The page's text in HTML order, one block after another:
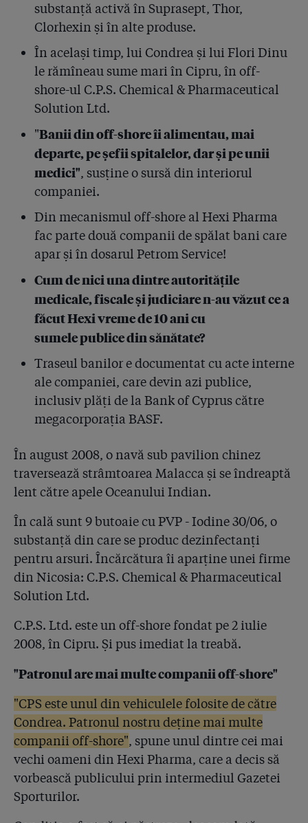
18 rezultate din toată țara confirmă diluarea
dezinfectanților Hexi! Dr. Cîrstoveanu invocă un
experiment: ”Parcă suntem în laborator”. Director
Terapia Cluj: ”Sunt iresponsabili medicii care susțin că
medicamentele sunt falsificate!”
Investigația jurnalistică Hexi Pharma trece granița!
Synevo, cea mai mare rețea de centre de analize din
în 10 orașe din Bulgaria!
DNA audiază martori și se pregătește să deschidă un
dosar pe corupția Hexi din spitale. De ce nu
convoacă Parlamentul conducerea SRI ca să aflăm ce-
Șeful Comisiei SRI din Parlament: ”Garantăm
cetățenilor că vom spune ce a făcut SRI în problema
existe nicio controversă!”
Ne-am trimis soldații pe frontul NATO cu
dezinfectanți diluați! Întrebat de Gazetă, MApN
recunoaște: ”Trupele românești din Afganistan, Irak și
Pharma”
”22 de informări către Parchete trimise de către SRI!”.
Cum explică Sebastian Ghiță eșecul de a apăra
cetățeanul
4.26
Președintele Iohannis: ”În momentul în care primim
informări, le citim și ne considerăm informați”
4.27
O martoră care a dus acte împotriva lui Condrea l-a
sunat aseară, înspăimântată, pe procurorul de caz.
Două întrebări pentru investigatori: 1. L-ați filat? 2.
Din convorbirile telefonice nu v-ați dat seama că e
posibil să se sinucidă?
utilizat antiseptice diluate Hexi! Autoritățile recunosc
folosit nu doar la Băsescu, ci și la Iohannis”
medic de la Elias ”bacterii de hazna” în dezinfectanții
4.30
Flori Dinu: ”Cât v-a dat Anios? Eu vă dau dublu!”.
Medic-șef: ”Ieși afară! Ia liftul că-ți dau un șut în cur
de pici direct la parter!”
4.31
Procurorii i-au arătat lui Flori Dinu că riscă 30 de ani
de închisoare! Dacă ea spune cui a dat Hexi bani,
România va organiza în curînd două examene:
substanță activă în Suprasept, Thor,
Clorhexin și în alte produse.
În același timp, lui Condrea și lui Flori Dinu
le rămîneau sume mari în Cipru, în off-
shore-ul C.P.S. Chemical & Pharmaceutical
Solution Ltd.
"Banii din off-shore îi alimentau, mai
departe, pe șefii spitalelor, dar și pe unii
medici", susține o sursă din interiorul
companiei.
Din mecanismul off-shore al Hexi Pharma
fac parte două companii de spălat bani care
apar și în dosarul Petrom Service!
Cum de nici una dintre autoritățile
medicale, fiscale și judiciare n-au văzut ce a
făcut Hexi vreme de 10 ani cu
sumele publice din sănătate?
Traseul banilor e documentat cu acte interne
ale companiei, care devin azi publice,
inclusiv plăți de la Bank of Cyprus către
megacorporația BASF.
În august 2008, o navă sub pavilion chinez
traversează strâmtoarea Malacca și se îndreaptă
lent către apele Oceanului Indian.
În cală sunt 9 butoaie cu PVP - Iodine 30/06, o
substanță din care se produc dezinfectanți
pentru arsuri. Încărcătura îi aparține unei firme
din Nicosia: C.P.S. Chemical & Pharmaceutical
Solution Ltd.
C.P.S. Ltd. este un off-shore fondat pe 2 iulie
2008, în Cipru. Și pus imediat la treabă.
"Patronul are mai multe companii off-shore"
"CPS este unul din vehiculele folosite de către
Condrea. Patronul nostru deține mai multe
companii off-shore", spune unul dintre cei mai
vechi oameni din Hexi Pharma, care a decis să
vorbească publicului prin intermediul Gazetei
Sporturilor.